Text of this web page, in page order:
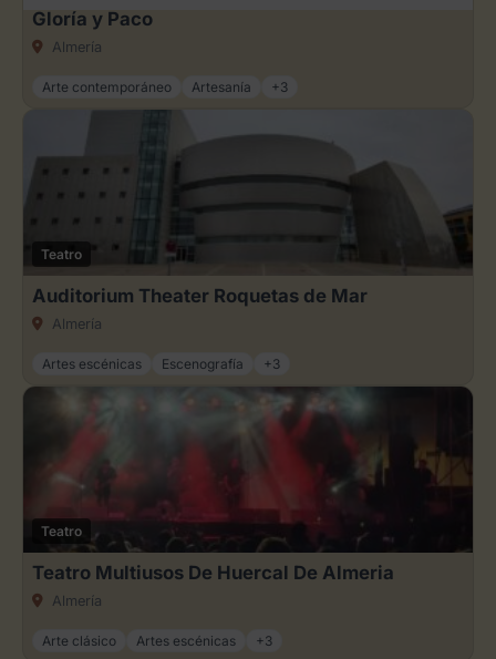
Gloría y Paco
Almería
Arte contemporáneo Artesanía +3
Teatro
Auditorium Theater Roquetas de Mar
Almería
Artes escénicas Escenografía +3
Teatro
Teatro Multiusos De Huercal De Almeria
Almería
Arte clásico Artes escénicas +3